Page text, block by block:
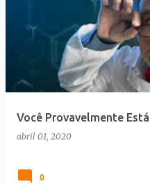
Você Provavelmente
abril 01, 2020
0